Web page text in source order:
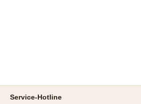
Service-Hotline